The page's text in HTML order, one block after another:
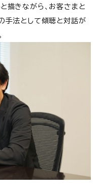
描きながら、お客さまと
手法として傾聴と対話が